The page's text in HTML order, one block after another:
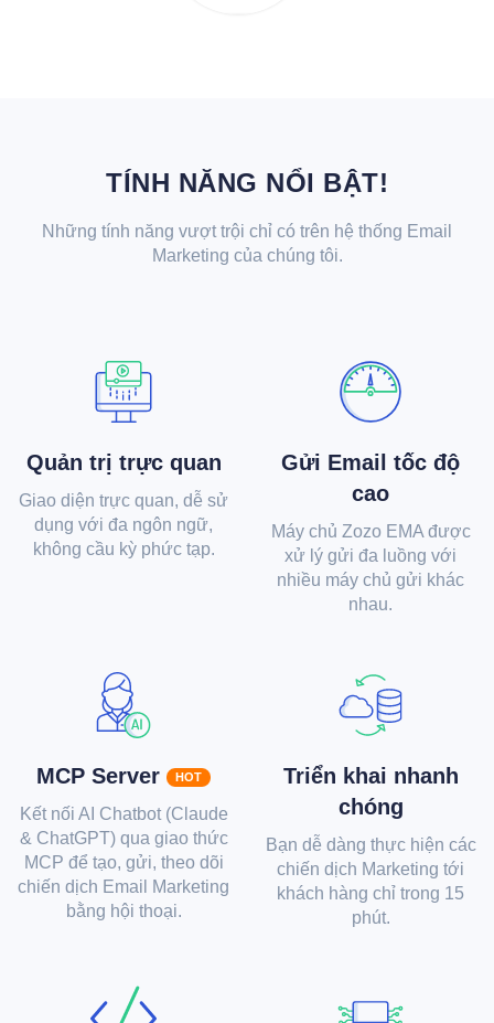
TÍNH NĂNG NỔI BẬT!
Những tính năng vượt trội chỉ có trên hệ thống Email
Marketing của chúng tôi.
Quản trị trực quan
Giao diện trực quan, dễ sử
dụng với đa ngôn ngữ,
không cầu kỳ phức tạp.
Gửi Email tốc độ
cao
Máy chủ Zozo EMA được
xử lý gửi đa luồng với
nhiều máy chủ gửi khác
nhau.
MCP Server HOT
Kết nối AI Chatbot (Claude
& ChatGPT) qua giao thức
MCP để tạo, gửi, theo dõi
chiến dịch Email Marketing
bằng hội thoại.
Triển khai nhanh
chóng
Bạn dễ dàng thực hiện các
chiến dịch Marketing tới
khách hàng chỉ trong 15
phút.